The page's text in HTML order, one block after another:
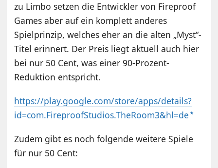
zu Limbo setzen die Entwickler von Fireproof
Games aber auf ein komplett anderes
Spielprinzip, welches eher an die alten „Myst“-
Titel erinnert. Der Preis liegt aktuell auch hier
bei nur 50 Cent, was einer 90-Prozent-
Reduktion entspricht.
https://play.google.com/store/apps/details?
id=com.FireproofStudios.TheRoom3&hl=de
Zudem gibt es noch folgende weitere Spiele
für nur 50 Cent: